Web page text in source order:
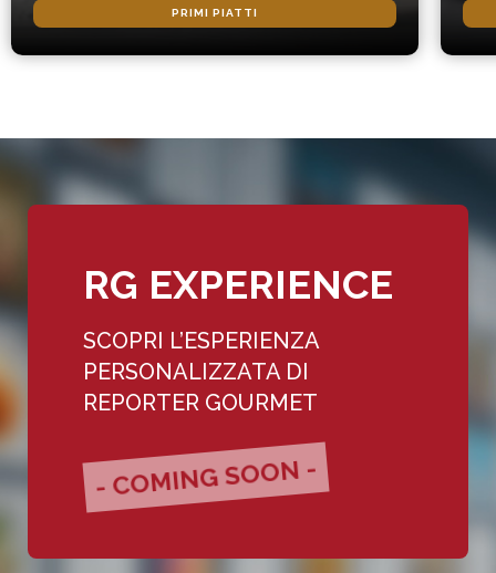
PRIMI PIATTI
RG EXPERIENCE
SCOPRI L’ESPERIENZA
PERSONALIZZATA DI
REPORTER GOURMET
- COMING SOON -